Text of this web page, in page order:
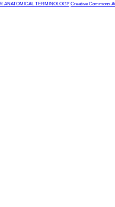
ANATOMICAL TERMINOLOGY Creative Commons